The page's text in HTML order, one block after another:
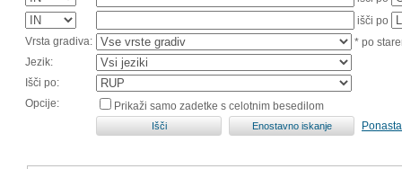
išči po
Vrsta gradiva:
* po
Jezik:
Išči po:
Opcije:
Prikaži samo zadetke s celotnim besedilom